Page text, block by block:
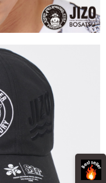
將交易相關給付款項請求債
護人之同意方可使用
損失，本公司不負相關責
號之用戶狀況，依本公司即
情形，本公司將視審查結果
。若發現惡意使用之情形，
額度並採取法律行動。